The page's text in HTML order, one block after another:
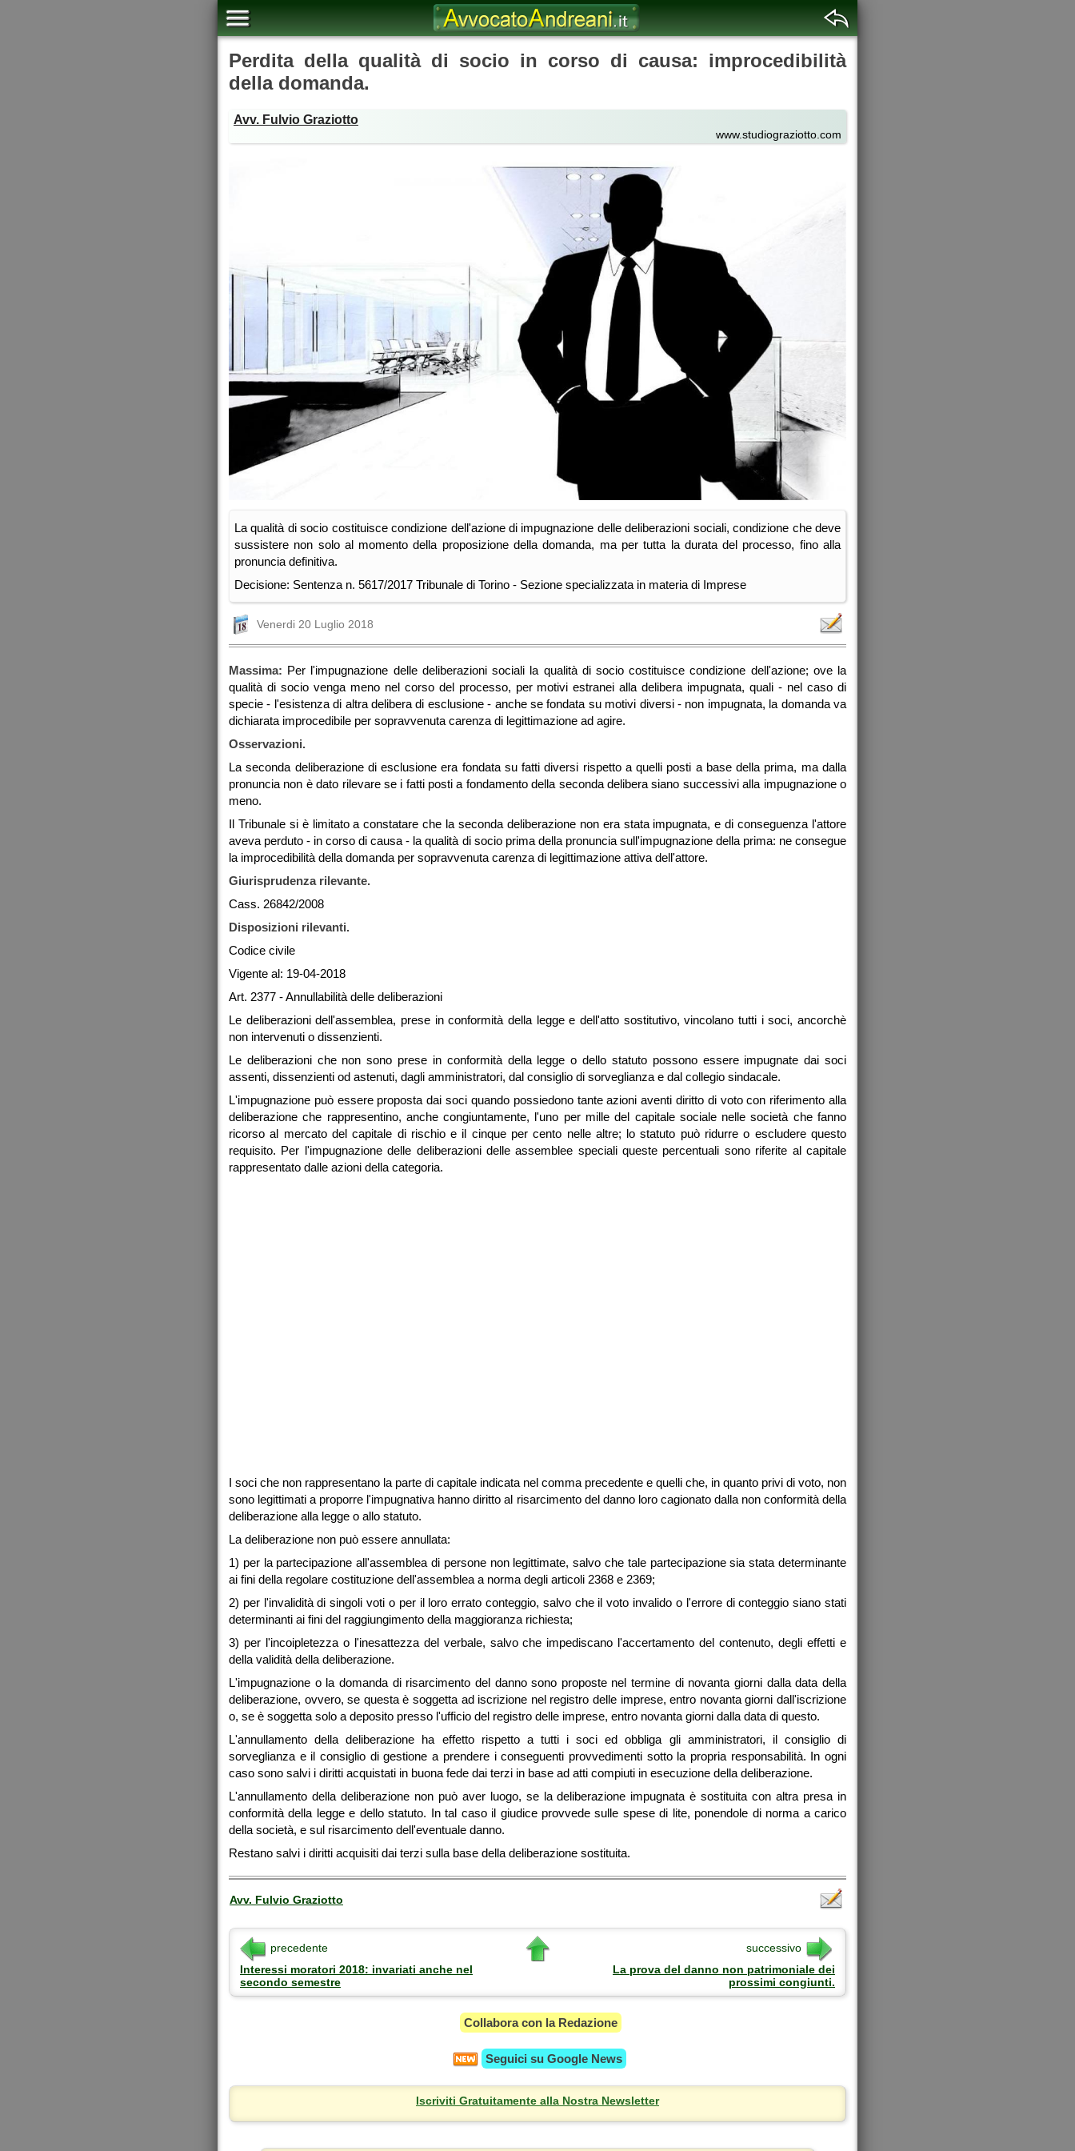
Perdita della qualità di socio in corso di causa: improcedibilità
della domanda.
Avv. Fulvio Graziotto
www.studiograziotto.com
La qualità di socio costituisce condizione dell'azione di impugnazione delle deliberazioni sociali, condizione che deve
sussistere non solo al momento della proposizione della domanda, ma per tutta la durata del processo, fino alla
pronuncia definitiva.
Decisione: Sentenza n. 5617/2017 Tribunale di Torino - Sezione specializzata in materia di Imprese
Venerdi 20 Luglio 2018
Massima: Per l'impugnazione delle deliberazioni sociali la qualità di socio costituisce condizione dell'azione; ove la
qualità di socio venga meno nel corso del processo, per motivi estranei alla delibera impugnata, quali - nel caso di
specie - l'esistenza di altra delibera di esclusione - anche se fondata su motivi diversi - non impugnata, la domanda va
dichiarata improcedibile per sopravvenuta carenza di legittimazione ad agire.
Osservazioni.
La seconda deliberazione di esclusione era fondata su fatti diversi rispetto a quelli posti a base della prima, ma dalla
pronuncia non è dato rilevare se i fatti posti a fondamento della seconda delibera siano successivi alla impugnazione o
meno.
Il Tribunale si è limitato a constatare che la seconda deliberazione non era stata impugnata, e di conseguenza l'attore
aveva perduto - in corso di causa - la qualità di socio prima della pronuncia sull'impugnazione della prima: ne consegue
la improcedibilità della domanda per sopravvenuta carenza di legittimazione attiva dell'attore.
Giurisprudenza rilevante.
Cass. 26842/2008
Disposizioni rilevanti.
Codice civile
Vigente al: 19-04-2018
Art. 2377 - Annullabilità delle deliberazioni
Le deliberazioni dell'assemblea, prese in conformità della legge e dell'atto sostitutivo, vincolano tutti i soci, ancorchè
non intervenuti o dissenzienti.
Le deliberazioni che non sono prese in conformità della legge o dello statuto possono essere impugnate dai soci
assenti, dissenzienti od astenuti, dagli amministratori, dal consiglio di sorveglianza e dal collegio sindacale.
L'impugnazione può essere proposta dai soci quando possiedono tante azioni aventi diritto di voto con riferimento alla
deliberazione che rappresentino, anche congiuntamente, l'uno per mille del capitale sociale nelle società che fanno
ricorso al mercato del capitale di rischio e il cinque per cento nelle altre; lo statuto può ridurre o escludere questo
requisito. Per l'impugnazione delle deliberazioni delle assemblee speciali queste percentuali sono riferite al capitale
rappresentato dalle azioni della categoria.
I soci che non rappresentano la parte di capitale indicata nel comma precedente e quelli che, in quanto privi di voto, non
sono legittimati a proporre l'impugnativa hanno diritto al risarcimento del danno loro cagionato dalla non conformità della
deliberazione alla legge o allo statuto.
La deliberazione non può essere annullata:
1) per la partecipazione all'assemblea di persone non legittimate, salvo che tale partecipazione sia stata determinante
ai fini della regolare costituzione dell'assemblea a norma degli articoli 2368 e 2369;
2) per l'invalidità di singoli voti o per il loro errato conteggio, salvo che il voto invalido o l'errore di conteggio siano stati
determinanti ai fini del raggiungimento della maggioranza richiesta;
3) per l'incoipletezza o l'inesattezza del verbale, salvo che impediscano l'accertamento del contenuto, degli effetti e
della validità della deliberazione.
L'impugnazione o la domanda di risarcimento del danno sono proposte nel termine di novanta giorni dalla data della
deliberazione, ovvero, se questa è soggetta ad iscrizione nel registro delle imprese, entro novanta giorni dall'iscrizione
o, se è soggetta solo a deposito presso l'ufficio del registro delle imprese, entro novanta giorni dalla data di questo.
L'annullamento della deliberazione ha effetto rispetto a tutti i soci ed obbliga gli amministratori, il consiglio di
sorveglianza e il consiglio di gestione a prendere i conseguenti provvedimenti sotto la propria responsabilità. In ogni
caso sono salvi i diritti acquistati in buona fede dai terzi in base ad atti compiuti in esecuzione della deliberazione.
L'annullamento della deliberazione non può aver luogo, se la deliberazione impugnata è sostituita con altra presa in
conformità della legge e dello statuto. In tal caso il giudice provvede sulle spese di lite, ponendole di norma a carico
della società, e sul risarcimento dell'eventuale danno.
Restano salvi i diritti acquisiti dai terzi sulla base della deliberazione sostituita.
Avv. Fulvio Graziotto
precedente
successivo
Interessi moratori 2018: invariati anche nel
secondo semestre
La prova del danno non patrimoniale dei
prossimi congiunti.
Collabora con la Redazione
Seguici su Google News
Iscriviti Gratuitamente alla Nostra Newsletter